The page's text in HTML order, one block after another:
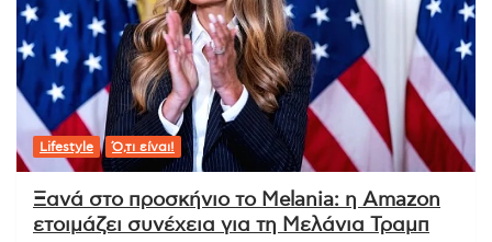
Lifestyle Ό,τι είναι!
Ξανά στο προσκήνιο το Melania: η Amazon
ετοιμάζει συνέχεια για τη Μελάνια Τραμπ